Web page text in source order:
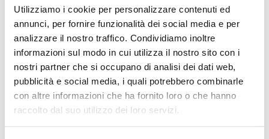
Utilizziamo i cookie per personalizzare contenuti ed
annunci, per fornire funzionalità dei social media e per
analizzare il nostro traffico. Condividiamo inoltre
informazioni sul modo in cui utilizza il nostro sito con i
nostri partner che si occupano di analisi dei dati web,
pubblicità e social media, i quali potrebbero combinarle
con altre informazioni che ha fornito loro o che hanno
raccolto dal suo utilizzo dei loro servizi.
campionato di Seconda Categoria Marche. Una
riconferma fortemente voluta dalla società,
arrivata al termine di una stagione intensa e ricca
di difficoltà, nella quale il tecnico ha saputo
16/07/2026
NUOVA SIROLESE. Sei nuovi innesti per
alzare l'asticella
...leggi